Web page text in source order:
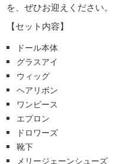
を、ぜひお迎えください。
【セット内容】
ドール本体
グラスアイ
ウィッグ
ヘアリボン
ワンピース
エプロン
ドロワーズ
靴下
メリージェーンシューズ